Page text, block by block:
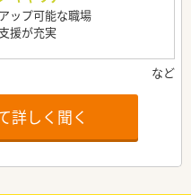
ップ可能な職場
援が充実
詳しく聞く